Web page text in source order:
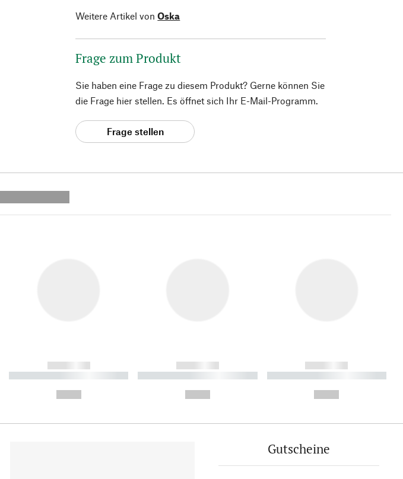
Weitere Artikel von Oska
Frage zum Produkt
Sie haben eine Frage zu diesem Produkt? Gerne können Sie
die Frage hier stellen. Es öffnet sich Ihr E-Mail-Programm.
Frage stellen
------------
----------- ----------- ----------
------------
----------- ----------- ----------
------------
----------- ----------- ----------
Gutscheine